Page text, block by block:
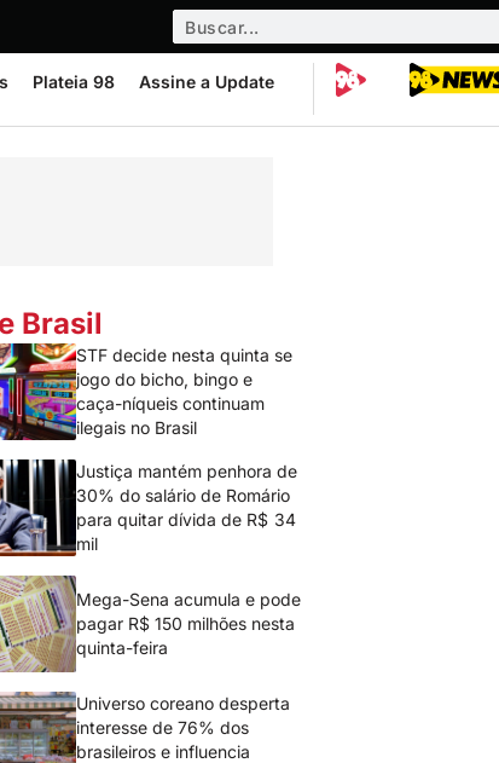
Plateia 98 Assine a Update
Brasil
STF decide nesta quinta se
jogo do bicho, bingo e
caça-níqueis continuam
ilegais no Brasil
Justiça mantém penhora de
30% do salário de Romário
para quitar dívida de R$ 34
mil
Mega-Sena acumula e pode
pagar R$ 150 milhões nesta
quinta-feira
Universo coreano desperta
interesse de 76% dos
brasileiros e influencia